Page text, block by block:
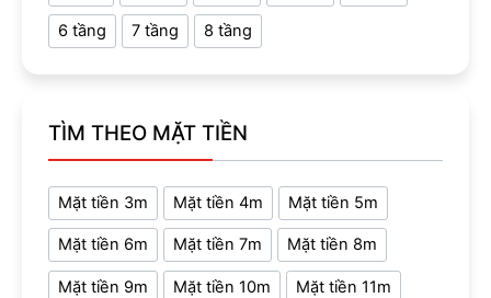
6 tầng 7 tầng 8 tầng
TÌM THEO MẶT TIỀN
Mặt tiền 3m Mặt tiền 4m Mặt tiền 5m
Mặt tiền 6m Mặt tiền 7m Mặt tiền 8m
Mặt tiền 9m Mặt tiền 10m Mặt tiền 11m